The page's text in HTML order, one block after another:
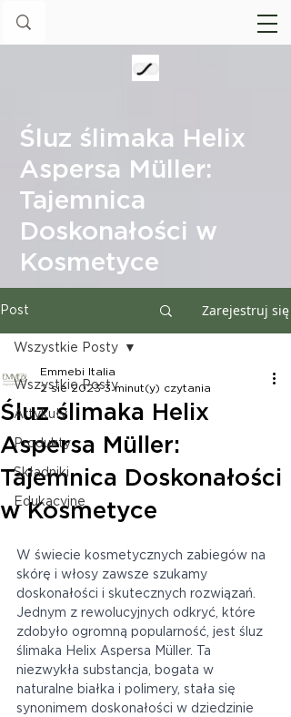
Śluz ślimaka Helix
Aspersa Müller:
Tajemnica
Doskonałości w
Kosmetyce
Post Zarejestruj się
Wszystkie Posty
Artykuły
Produkty
Składniki
Edukacyjne
Wszystkie Posty
Śluz ślimaka Helix
Aspersa Müller:
Tajemnica Doskonałości
w Kosmetyce
Emmebi Italia
2 sie 2023 3 minut(y) czytania
W świecie kosmetycznych zabiegów na
skórę i włosy zawsze szukamy
doskonałości i skutecznych rozwiązań.
Jednym z rewolucyjnych odkryć, które
zdobyło ogromną popularność, jest śluz
ślimaka Helix Aspersa Müller. Ta
niezwykła substancja, bogata w
naturalne białka i polimery, stała się
synonimem doskonałości w dziedzinie